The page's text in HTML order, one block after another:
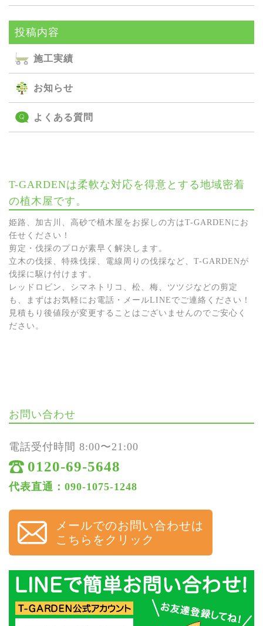
投稿内容
施⼯実績
お知らせ
よくある質問
T-GARDENは柔軟な対応を得意とする地域密着
の植木屋です。
姫路、加古川、高砂で植木屋をお探しの方はT-GARDENにお
任せください！
剪定・伐採のプロが素早く解決します。
立木の伐採、特殊伐採、電線周りの伐採など、T-GARDENが
伐採に駆け付けます。
レッドロビン、シマネトリコ、松、梅、ツツジなどの剪定
も、まずはお気軽にお電話・メールLINEでご連絡ください！
見積もり後値段が変更することはございませんのでご安心く
ださい。
お問い合わせ
電話受付時間 8:00〜21:00
0120-69-5648
代表直通：090-1075-1248
メールでのお問い合わせは
こちらをクリック